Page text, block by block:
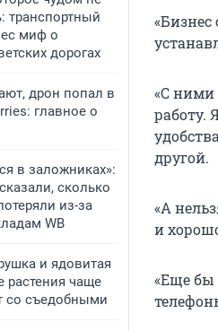
транспортный
миф о
дорогах
дрон попал в
главное о
в заложниках»:
сколько
из-за
WB
и ядовитая
растения чаще
со съедобными
«C
работу.
другой.
«А
и
«Еще бы